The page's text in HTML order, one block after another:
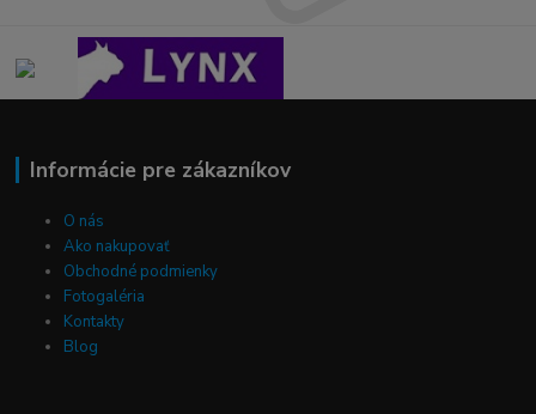
Informácie pre zákazníkov
O nás
Ako nakupovať
Obchodné podmienky
Fotogaléria
Kontakty
Blog